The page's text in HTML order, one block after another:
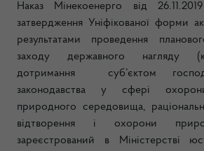
Наказ Мінекоенерго від
затвердження Уніфікованої форми
результатами проведення
заходу державного нагляду
дотримання суб’єктом
законодавства у сфері
природного середовища,
відтворення і охорони
зареєстрований в Міністерстві